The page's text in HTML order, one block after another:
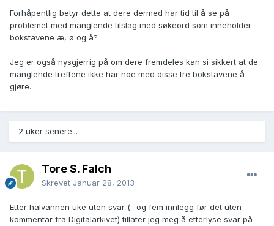
Forhåpentlig betyr dette at dere dermed har tid til å se på
problemet med manglende tilslag med søkeord som inneholder
bokstavene æ, ø og å?
Jeg er også nysgjerrig på om dere fremdeles kan si sikkert at de
manglende treffene ikke har noe med disse tre bokstavene å
gjøre.
2 uker senere...
Tore S. Falch
Skrevet Januar 28, 2013
Etter halvannen uke uten svar (- og fem innlegg før det uten
kommentar fra Digitalarkivet) tillater jeg meg å etterlyse svar på